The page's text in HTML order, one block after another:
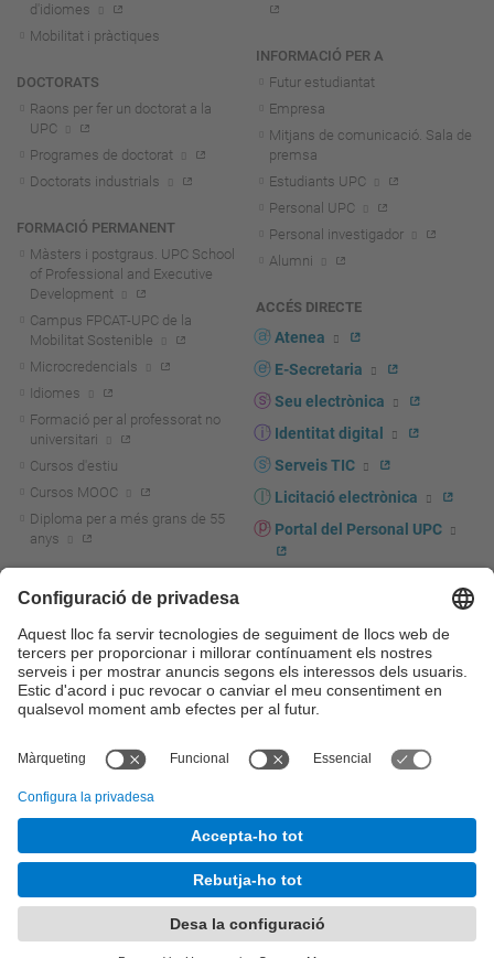
d'idiomes
Mobilitat i pràctiques
DOCTORATS
Raons per fer un doctorat a la
UPC
Programes de doctorat
Doctorats industrials
FORMACIÓ PERMANENT
Màsters i postgraus. UPC School
of Professional and Executive
Development
Campus FPCAT-UPC de la
Mobilitat Sostenible
Microcredencials
Idiomes
Formació per al professorat no
universitari
Cursos d'estiu
Cursos MOOC
Diploma per a més grans de 55
anys
Actualitat R+D+I
La recerca a la UPC
La transferència, l'emprenedoria i
la innovació a la UPC
Foment i suport a la recerca
transferència, l'emprenedoria i la
Serveis per a empreses
INFORMACIÓ PER A
Futur estudiantat
Empresa
Mitjans de comunicació. Sala de
premsa
Estudiants UPC
Personal UPC
Personal investigador
Alumni
ACCÉS DIRECTE
Atenea
E-Secretaria
Seu electrònica
Identitat digital
Serveis TIC
Licitació electrònica
Portal del Personal UPC
UPCshop, marxandatge
Sala de premsa
Seguretat i salut
Autoprotecció i emergències
© UPC Universitat Politècnica de Catalunya - BarcelonaTech
Accessibilitat